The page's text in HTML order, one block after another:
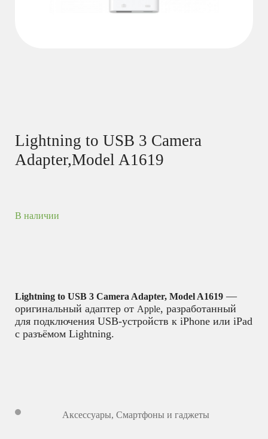
Lightning to USB 3 Camera
Adapter,Model A1619
В наличии
Lightning to USB 3 Camera Adapter, Model A1619 —
оригинальный адаптер от Apple, разработанный
для подключения USB-устройств к iPhone или iPad
с разъёмом Lightning.
Аксессуары, Смартфоны и гаджеты